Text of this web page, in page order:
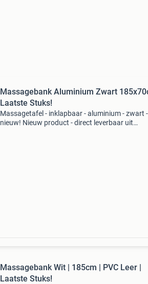
Massagebank Aluminium Zwart
Laatste Stuks!
Massagetafel - inklapbaar - aluminium - zwart -
nieuw! Nieuw product - direct leverbaar uit
Massagebank Wit | 185cm | PVC Leer |
Laatste Stuks!